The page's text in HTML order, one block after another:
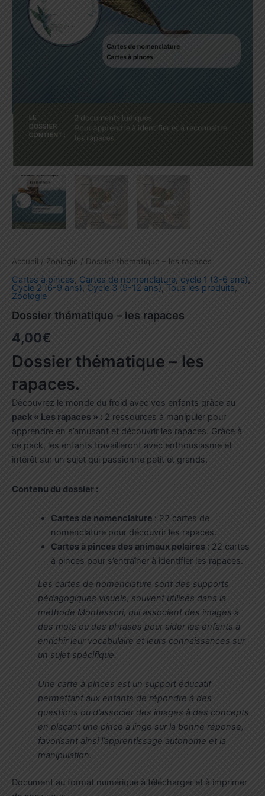
Accueil / Zoologie / Dossier thématique – les rapaces
Cartes à pinces, Cartes de nomenclature, cycle 1 (3-6 ans),
Cycle 2 (6-9 ans), Cycle 3 (9-12 ans), Tous les produits,
Zoologie
Dossier thématique – les rapaces
4,00€
Dossier thématique – les
rapaces.
Découvrez le monde du froid avec vos enfants grâce au
pack « Les rapaces » : 2 ressources à manipuler pour
apprendre en s’amusant et découvrir les rapaces. Grâce à
ce pack, les enfants travailleront avec enthousiasme et
intérêt sur un sujet qui passionne petit et grands.
Contenu du dossier :
Cartes de nomenclature : 22 cartes de
nomenclature pour découvrir les rapaces.
Cartes à pinces des animaux polaires : 22 cartes
à pinces pour s’entraîner à identifier les rapaces.
Les cartes de nomenclature sont des supports
pédagogiques visuels, souvent utilisés dans la
méthode Montessori, qui associent des images à
des mots ou des phrases pour aider les enfants à
enrichir leur vocabulaire et leurs connaissances sur
un sujet spécifique.
Une carte à pinces est un support éducatif
permettant aux enfants de répondre à des
questions ou d’associer des images à des concepts
en plaçant une pince à linge sur la bonne réponse,
favorisant ainsi l’apprentissage autonome et la
manipulation.
Document au format numérique à télécharger et à imprimer